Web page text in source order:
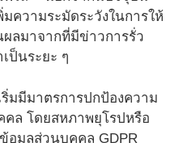
ความระมัดระวังในการให้
ลมาจากที่มีข่าวการรั่ว
ป็นระยะ ๆ
มมีมาตรการปกป้องความ
ล โดยสหภาพยุโรปหรือ
อมูลส่วนบุคคล GDPR